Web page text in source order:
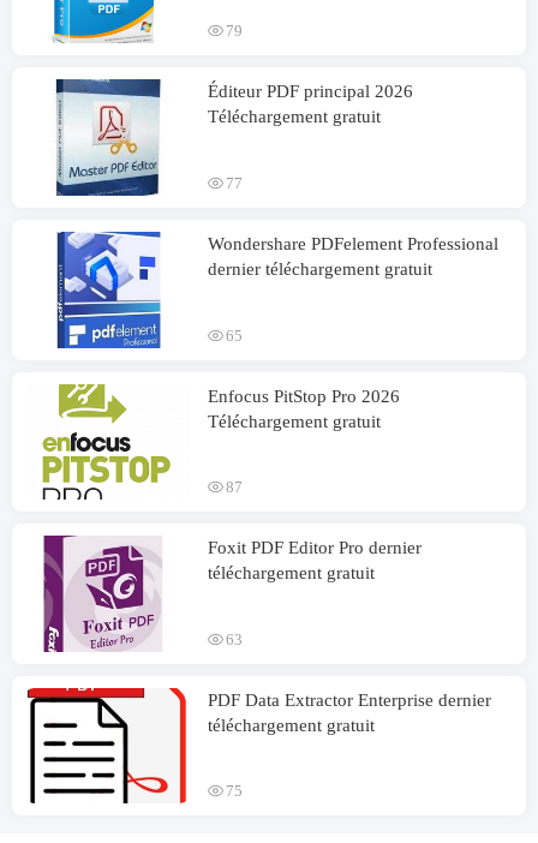
79
Éditeur PDF principal 2026
Téléchargement gratuit
77
Wondershare PDFelement Professional
dernier téléchargement gratuit
65
Enfocus PitStop Pro 2026
Téléchargement gratuit
87
Foxit PDF Editor Pro dernier
téléchargement gratuit
63
PDF Data Extractor Enterprise dernier
téléchargement gratuit
75